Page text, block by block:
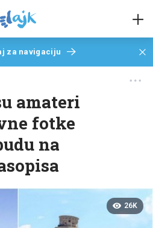
za navigaciju
amateri
fotke
na
26K